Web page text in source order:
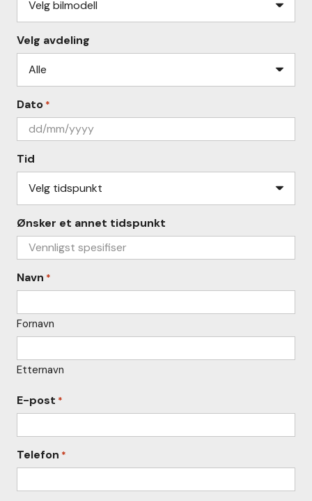
Velg avdeling
Dato *
DD
MM
slash
YYYY
Tid
Ønsker et annet tidspunkt
Navn *
Fornavn
Etternavn
E-post *
Telefon *